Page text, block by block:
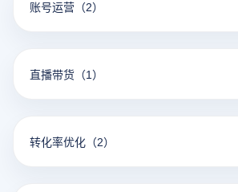
账号运营 （2）
直播带货 （1）
转化率优化 （2）